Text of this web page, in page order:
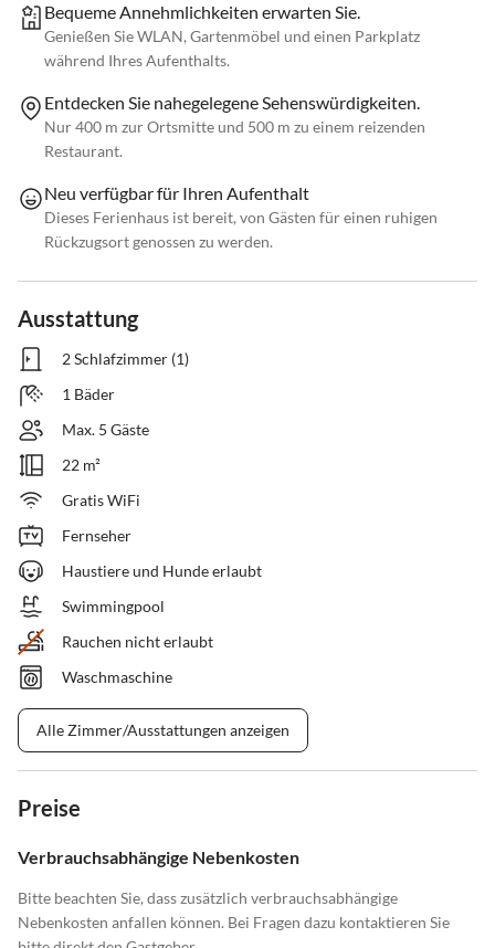
Bequeme Annehmlichkeiten erwarten Sie.
Genießen Sie WLAN, Gartenmöbel und einen Parkplatz
während Ihres Aufenthalts.
Entdecken Sie nahegelegene Sehenswürdigkeiten.
Nur 400 m zur Ortsmitte und 500 m zu einem reizenden
Restaurant.
Neu verfügbar für Ihren Aufenthalt
Dieses Ferienhaus ist bereit, von Gästen für einen ruhigen
Rückzugsort genossen zu werden.
Ausstattung
2 Schlafzimmer (1)
1 Bäder
Max. 5 Gäste
22 m²
Gratis WiFi
Fernseher
Haustiere und Hunde erlaubt
Swimmingpool
Rauchen nicht erlaubt
Waschmaschine
Alle Zimmer/Ausstattungen anzeigen
Preise
Verbrauchsabhängige Nebenkosten
Bitte beachten Sie, dass zusätzlich verbrauchsabhängige
Nebenkosten anfallen können. Bei Fragen dazu kontaktieren Sie